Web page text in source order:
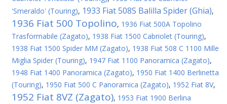
'Smeraldo' (Touring), 1933 Fiat 508S Balilla Spider (Ghia),
1936 Fiat 500 Topolino, 1936 Fiat 500A Topolino
Trasformabile (Zagato), 1938 Fiat 1500 Cabriolet (Touring),
1938 Fiat 1500 Spider MM (Zagato), 1938 Fiat 508 C 1100 Mille
Miglia Spider (Touring), 1947 Fiat 1100 Panoramica (Zagato),
1948 Fiat 1400 Panoramica (Zagato), 1950 Fiat 1400 Berlinetta
(Touring), 1950 Fiat 500 C Panoramica (Zagato), 1952 Fiat 8V,
1952 Fiat 8VZ (Zagato), 1953 Fiat 1900 Berlina